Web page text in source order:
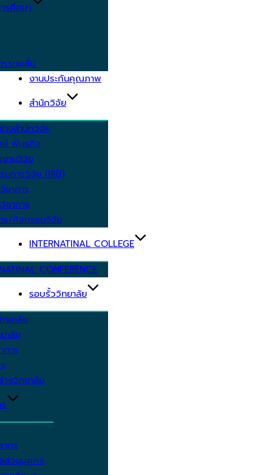
รศึกษา
ระยะสั้น
งานประกันคุณภาพ
สำนักวิจัย
างสำนักวิจัย
น์ พันธกิจ
งานวิจัย
มการวิจัย (IRB)
ชาการ
ชาการ
ร/กิจกรรมวิจัย
INTERNATINAL COLLEGE
CONFERENCE
รอบรั้ววิทยาลัย
ทยาลัย
าลัย
การ
างวิทยาลัย
กร
ส่วนบุคคล